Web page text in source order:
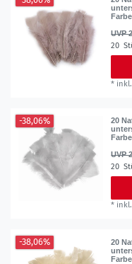
UVP
20
*
-38,06%
20
UVP
20
*
-38,06%
20